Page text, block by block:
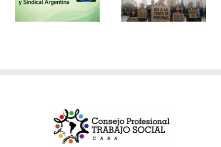
Trata de Personas
Consejo